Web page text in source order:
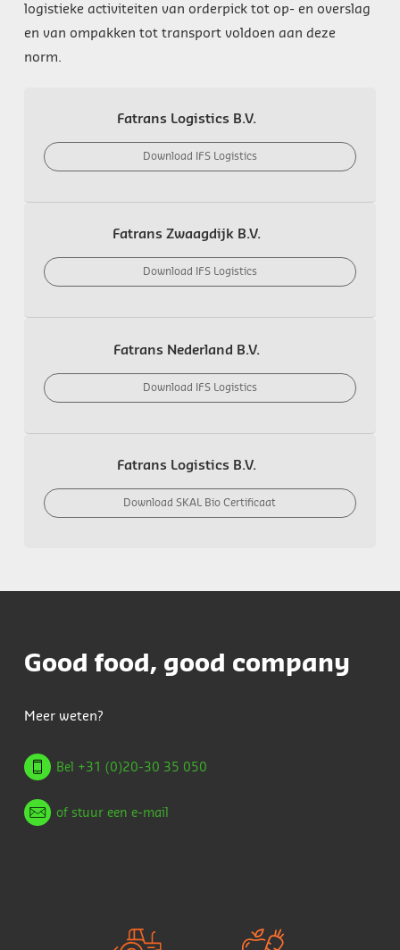
logistieke activiteiten van orderpick tot op- en overslag
en van ompakken tot transport voldoen aan deze
norm.
Fatrans Logistics B.V.
Download IFS Logistics
Fatrans Zwaagdijk B.V.
Download IFS Logistics
Fatrans Nederland B.V.
Download IFS Logistics
Fatrans Logistics B.V.
Download SKAL Bio Certificaat
Good food, good company
Meer weten?
Bel +31 (0)20-30 35 050
of stuur een e-mail